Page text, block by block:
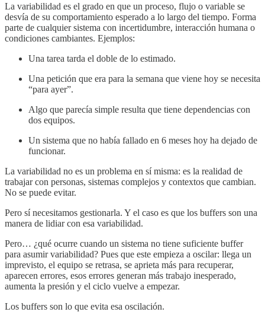
La variabilidad es el grado en que un proceso, flujo o variable se
desvía de su comportamiento esperado a lo largo del tiempo. Forma
parte de cualquier sistema con incertidumbre, interacción humana o
condiciones cambiantes. Ejemplos:
Una tarea tarda el doble de lo estimado.
Una petición que era para la semana que viene hoy se necesita
“para ayer”.
Algo que parecía simple resulta que tiene dependencias con
dos equipos.
Un sistema que no había fallado en 6 meses hoy ha dejado de
funcionar.
La variabilidad no es un problema en sí misma: es la realidad de
trabajar con personas, sistemas complejos y contextos que cambian.
No se puede evitar.
Pero sí necesitamos gestionarla. Y el caso es que los buffers son una
manera de lidiar con esa variabilidad.
Pero… ¿qué ocurre cuando un sistema no tiene suficiente buffer
para asumir variabilidad? Pues que este empieza a oscilar: llega un
imprevisto, el equipo se retrasa, se aprieta más para recuperar,
aparecen errores, esos errores generan más trabajo inesperado,
aumenta la presión y el ciclo vuelve a empezar.
Los buffers son lo que evita esa oscilación.